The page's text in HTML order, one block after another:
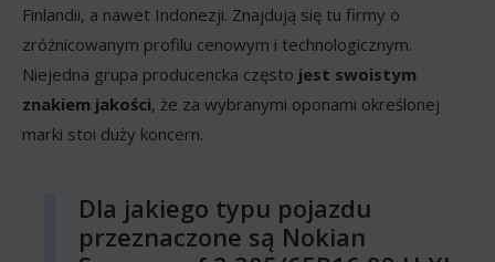
Finlandii, a nawet Indonezji. Znajdują się tu firmy o
zróżnicowanym profilu cenowym i technologicznym.
Niejedna grupa producencka często jest swoistym
znakiem jakości, że za wybranymi oponami określonej
marki stoi duży koncern.
Dla jakiego typu pojazdu
przeznaczone są Nokian